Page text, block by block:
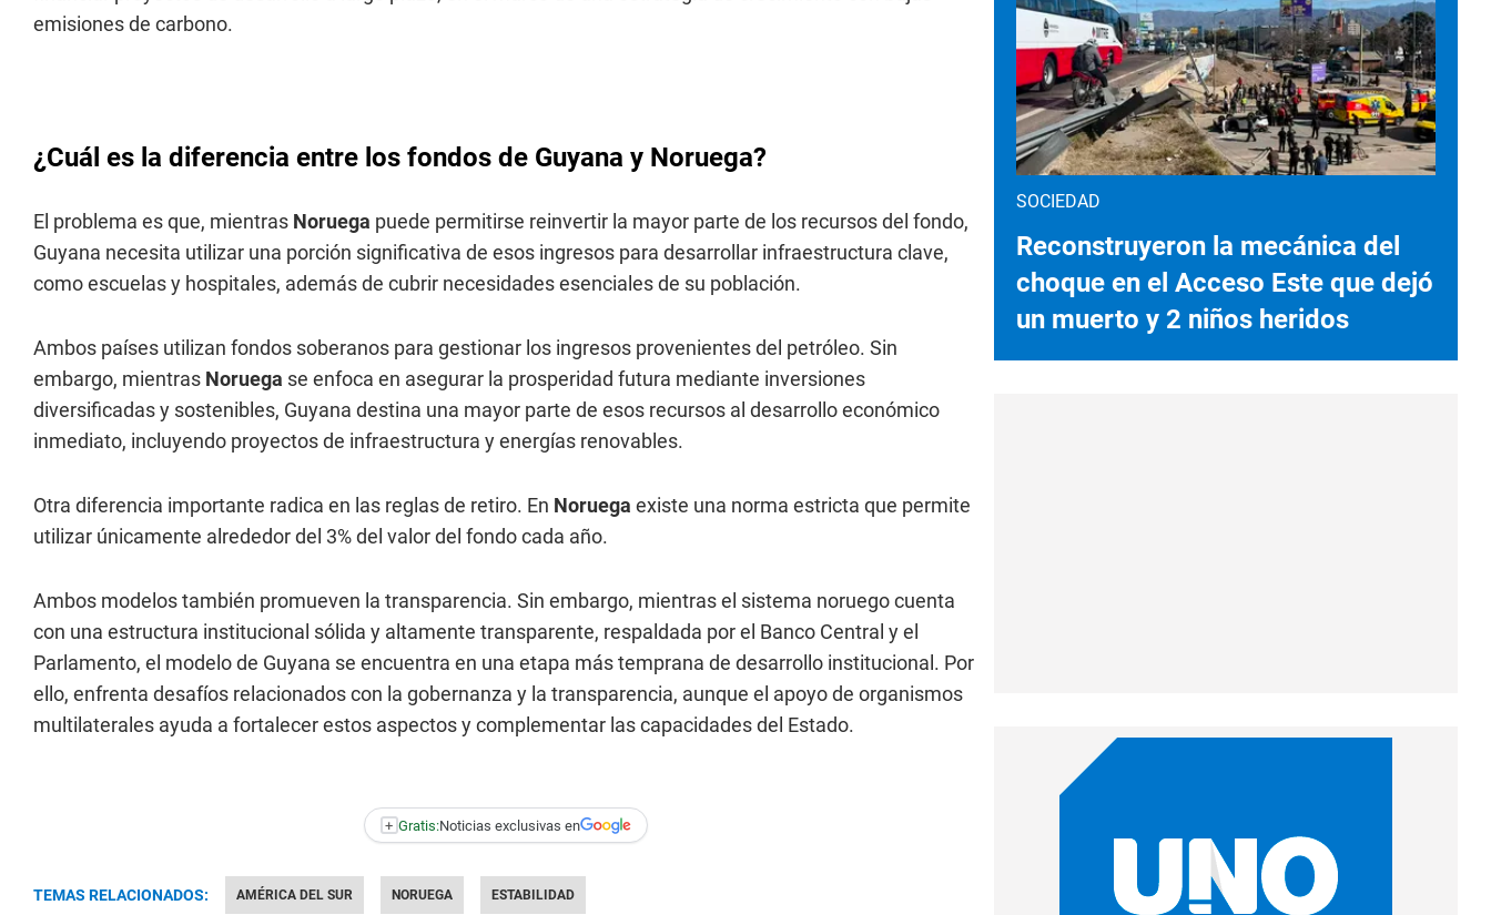
emisiones de carbono.
¿Cuál es la diferencia entre los fondos de Guyana y Noruega?
El problema es que, mientras Noruega puede permitirse reinvertir la mayor parte de los recursos del fondo,
Guyana necesita utilizar una porción significativa de esos ingresos para desarrollar infraestructura clave,
como escuelas y hospitales, además de cubrir necesidades esenciales de su población.
Ambos países utilizan fondos soberanos para gestionar los ingresos provenientes del petróleo. Sin
embargo, mientras Noruega se enfoca en asegurar la prosperidad futura mediante inversiones
diversificadas y sostenibles, Guyana destina una mayor parte de esos recursos al desarrollo económico
inmediato, incluyendo proyectos de infraestructura y energías renovables.
Otra diferencia importante radica en las reglas de retiro. En Noruega existe una norma estricta que permite
utilizar únicamente alrededor del 3% del valor del fondo cada año.
Ambos modelos también promueven la transparencia. Sin embargo, mientras el sistema noruego cuenta
con una estructura institucional sólida y altamente transparente, respaldada por el Banco Central y el
Parlamento, el modelo de Guyana se encuentra en una etapa más temprana de desarrollo institucional. Por
ello, enfrenta desafíos relacionados con la gobernanza y la transparencia, aunque el apoyo de organismos
multilaterales ayuda a fortalecer estos aspectos y complementar las capacidades del Estado.
+ Gratis:Noticias exclusivas en
TEMAS RELACIONADOS: AMÉRICA DEL SUR NORUEGA ESTABILIDAD
SOCIEDAD
Reconstruyeron la mecánica del
choque en el Acceso Este que dejó
un muerto y 2 niños heridos